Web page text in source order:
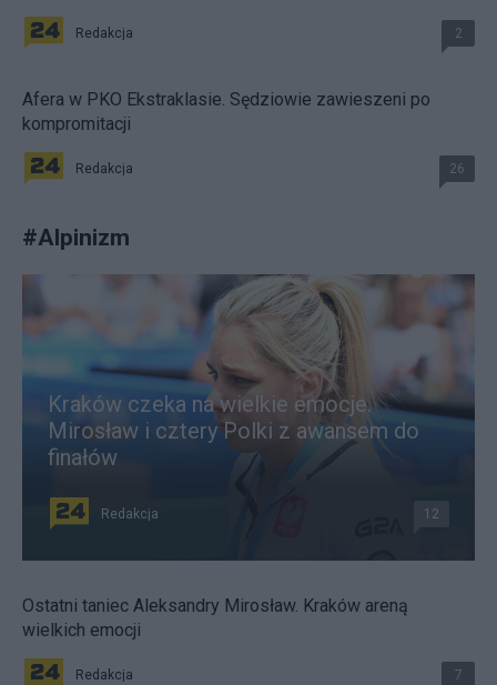
Redakcja 2
Afera w PKO Ekstraklasie. Sędziowie zawieszeni po
kompromitacji
Redakcja 26
#Alpinizm
Kraków czeka na wielkie emocje.
Mirosław i cztery Polki z awansem do
finałów
Redakcja 12
Ostatni taniec Aleksandry Mirosław. Kraków areną
wielkich emocji
Redakcja 7